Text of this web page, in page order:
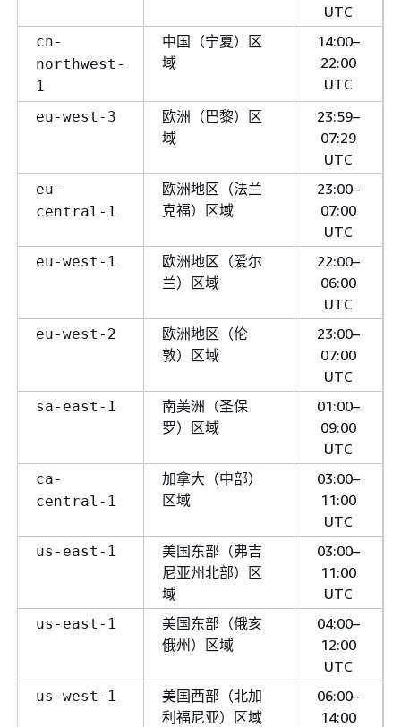
UTC
cn-
northwest-
1
中国（宁夏）区
域
14:00–
22:00
UTC
eu-west-3
欧洲（巴黎）区
域
23:59–
07:29
UTC
eu-
central-1
欧洲地区（法兰
克福）区域
23:00–
07:00
UTC
eu-west-1
欧洲地区（爱尔
兰）区域
22:00–
06:00
UTC
eu-west-2
欧洲地区（伦
敦）区域
23:00–
07:00
UTC
sa-east-1
南美洲（圣保
罗）区域
01:00–
09:00
UTC
ca-
central-1
加拿大（中部）
区域
03:00–
11:00
UTC
us-east-1
美国东部（弗吉
尼亚州北部）区
域
03:00–
11:00
UTC
us-east-1
美国东部（俄亥
俄州）区域
04:00–
12:00
UTC
us-west-1
美国西部（北加
利福尼亚）区域
06:00–
14:00